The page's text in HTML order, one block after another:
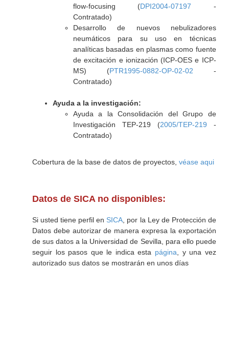
flow-focusing (DPI2004-07197 -
Contratado)
Desarrollo de nuevos nebulizadores
neumáticos para su uso en técnicas
analíticas basadas en plasmas como fuente
de excitación e ionización (ICP-OES e ICP-
MS) (PTR1995-0882-OP-02-02 -
Contratado)
Ayuda a la investigación:
Ayuda a la Consolidación del Grupo de
Investigación TEP-219 (2005/TEP-219 -
Contratado)
Cobertura de la base de datos de proyectos, véase aqui
Datos de SICA no disponibles:
Si usted tiene perfil en SICA , por la Ley de Protección de
Datos debe autorizar de manera expresa la exportación
de sus datos a la Universidad de Sevilla, para ello puede
seguir los pasos que le indica esta página , y una vez
autorizado sus datos se mostrarán en unos días